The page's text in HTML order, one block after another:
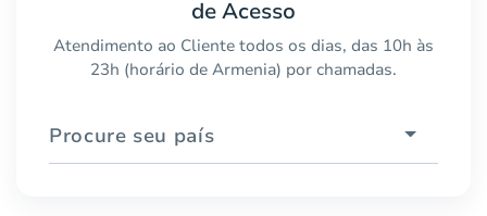
de Acesso
Atendimento ao Cliente todos os dias, das 10h às
23h (horário de Armenia) por chamadas.
Procure seu país